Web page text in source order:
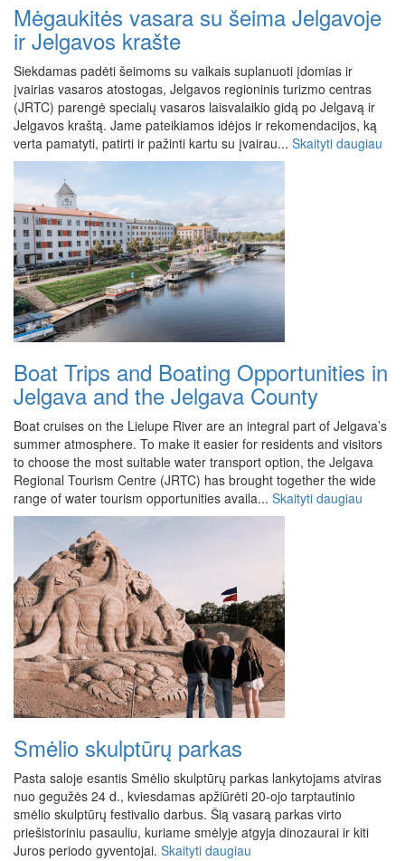
Mėgaukitės vasara su šeima Jelgavoje
ir Jelgavos krašte
Siekdamas padėti šeimoms su vaikais suplanuoti įdomias ir
įvairias vasaros atostogas, Jelgavos regioninis turizmo centras
(JRTC) parengė specialų vasaros laisvalaikio gidą po Jelgavą ir
Jelgavos kraštą. Jame pateikiamos idėjos ir rekomendacijos, ką
verta pamatyti, patirti ir pažinti kartu su įvairau... Skaityti daugiau
Boat Trips and Boating Opportunities in
Jelgava and the Jelgava County
Boat cruises on the Lielupe River are an integral part of Jelgava’s
summer atmosphere. To make it easier for residents and visitors
to choose the most suitable water transport option, the Jelgava
Regional Tourism Centre (JRTC) has brought together the wide
range of water tourism opportunities availa... Skaityti daugiau
Smėlio skulptūrų parkas
Pasta saloje esantis Smėlio skulptūrų parkas lankytojams atviras
nuo gegužės 24 d., kviesdamas apžiūrėti 20-ojo tarptautinio
smėlio skulptūrų festivalio darbus. Šią vasarą parkas virto
priešistoriniu pasauliu, kuriame smėlyje atgyja dinozaurai ir kiti
Juros periodo gyventojai. Skaityti daugiau